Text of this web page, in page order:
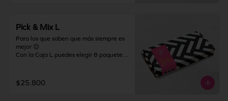
65% HR Máx.). Una vez abierto
consumir inmediatamente.
Pick & Mix L
Para los que saben que más siempre es
mejor 😌
Con la Caja L puedes elegir 8 paquetes
grandes o para tener siempre barquillos
listos para compartir.
$25.800